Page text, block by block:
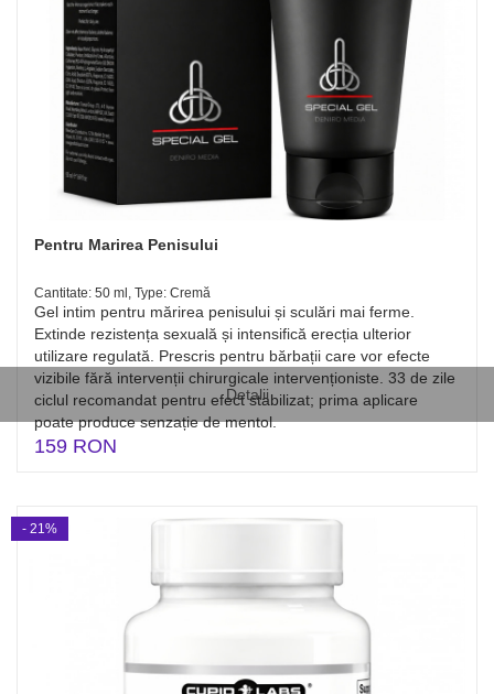
Detalii
Pentru Marirea Penisului
Cantitate: 50 ml, Type: Cremă
Gel intim pentru mărirea penisului și sculări mai ferme.
Extinde rezistența sexuală și intensifică erecția ulterior
utilizare regulată. Prescris pentru bărbații care vor efecte
vizibile fără intervenții chirurgicale intervenționiste. 33 de zile
ciclul recomandat pentru efect stabilizat; prima aplicare
poate produce senzație de mentol.
159 RON
- 21%